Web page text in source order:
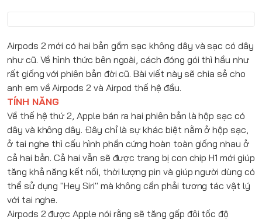
Airpods 2mới có hai bản gồm sạc không dây và sạc có dây
như cũ. Về hình thức bên ngoài, cách đóng gói thì hầu như
rất giống với phiên bản đời cũ. Bài viết này sẽ chia sẻ cho
anh em vềAirpods 2 và Airpod thế hệ đầu.
TÍNH NĂNG
Về thế hệ thứ 2,Apple bán ra hai phiên bản là hộp sạc có
dây và không dây. Đây chỉ là sự khác biệt nằm ở hộp sạc,
ở tai nghe thì cấu hình phần cứng hoàn toàn giống nhau ở
cả hai bản. Cả hai vẫn sẽ được trang bị con chip H1 mới giúp
tăng khả năng kết nối, thời lượng pin và giúp người dùng có
thể sử dụng "Hey Siri" mà không cần phải tương tác vật lý
với tai nghe.
Airpods 2đượcApple nói rằng sẽ tăng gấp đôi tốc độ